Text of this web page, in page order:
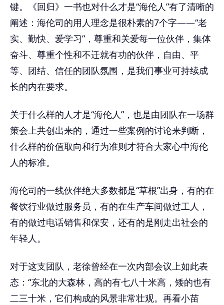
键。《回归》一书也对什么才是“海伦人”有了清晰的
阐述：海伦司的用人理念是很朴素的7个字——“老
实、勤快、爱学习”，尊重和关爱每一位伙伴，集体
奋斗、尊重个性和不迁就有功的伙伴，自由、平
等、团结、信任的团队氛围，是我们事业可持续成
长的内在要求。
关于什么样的人才是“海伦人”，也是由团队在一场群
策会上共创出来的，通过一些案例的讨论来判断，
什么样的价值取向和行为准则才符合大家心中海伦
人的标准。
海伦司的一线伙伴绝大多数都是“草根”出身，有的在
餐饮行业做过服务员，有的在生产车间做过工人，
有的做过电话销售和保安，还有的是刚走出社会的
年轻人。
对于这支团队，老徐曾经在一次内部会议上如此表
态：“东北的大森林，高的有七八十米高，矮的也有
二三十米，它们构成的风景非常壮观。再看小苗